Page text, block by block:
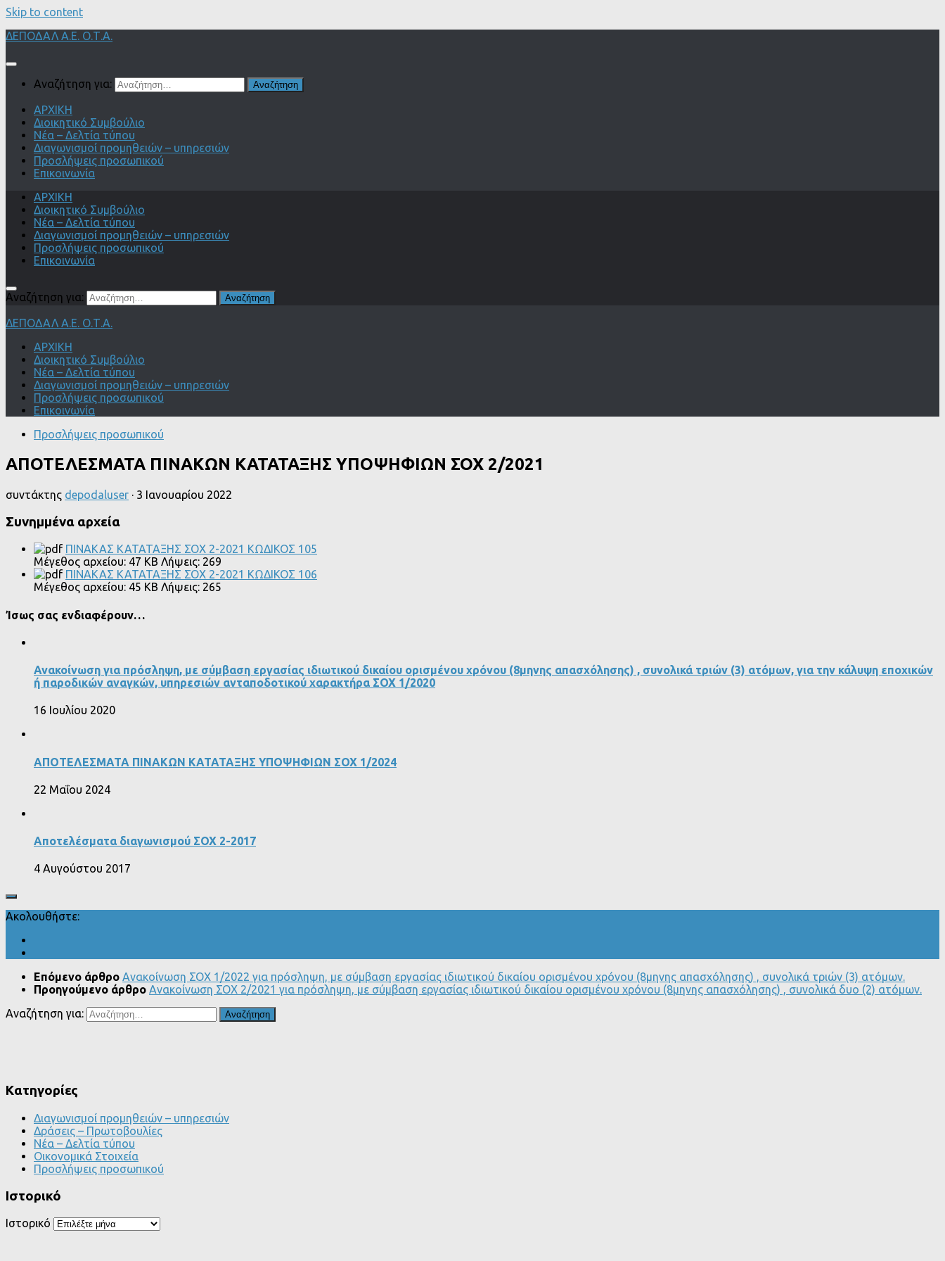
Skip to content
ΔΕΠΟΔΑΛ Α.Ε. Ο.Τ.Α.
Αναζήτηση για:
ΑΡΧΙΚΗ
Διοικητικό Συμβούλιο
Νέα – Δελτία τύπου
Διαγωνισμοί προμηθειών – υπηρεσιών
Προσλήψεις προσωπικού
Επικοινωνία
ΑΡΧΙΚΗ
Διοικητικό Συμβούλιο
Νέα – Δελτία τύπου
Διαγωνισμοί προμηθειών – υπηρεσιών
Προσλήψεις προσωπικού
Επικοινωνία
Αναζήτηση για:
ΔΕΠΟΔΑΛ Α.Ε. Ο.Τ.Α.
ΑΡΧΙΚΗ
Διοικητικό Συμβούλιο
Νέα – Δελτία τύπου
Διαγωνισμοί προμηθειών – υπηρεσιών
Προσλήψεις προσωπικού
Επικοινωνία
Προσλήψεις προσωπικού
ΑΠΟΤΕΛΕΣΜΑΤΑ ΠΙΝΑΚΩΝ ΚΑΤΑΤΑΞΗΣ ΥΠΟΨΗΦΙΩΝ ΣΟΧ 2/2021
συντάκτης depodaluser · 3 Ιανουαρίου 2022
Συνημμένα αρχεία
ΠΙΝΑΚΑΣ ΚΑΤΑΤΑΞΗΣ ΣΟΧ 2-2021 ΚΩΔΙΚΟΣ 105
Μέγεθος αρχείου: 47 KB Λήψεις: 269
ΠΙΝΑΚΑΣ ΚΑΤΑΤΑΞΗΣ ΣΟΧ 2-2021 ΚΩΔΙΚΟΣ 106
Μέγεθος αρχείου: 45 KB Λήψεις: 265
Ίσως σας ενδιαφέρουν…
Ανακοίνωση για πρόσληψη, με σύμβαση εργασίας ιδιωτικού δικαίου ορισμένου χρόνου (8μηνης απασχόλησης) , συνολικά τριών (3) ατόμων, για την κάλυψη εποχικών
ή παροδικών αναγκών, υπηρεσιών ανταποδοτικού χαρακτήρα ΣΟΧ 1/2020
16 Ιουλίου 2020
ΑΠΟΤΕΛΕΣΜΑΤΑ ΠΙΝΑΚΩΝ ΚΑΤΑΤΑΞΗΣ ΥΠΟΨΗΦΙΩΝ ΣΟΧ 1/2024
22 Μαΐου 2024
Αποτελέσματα διαγωνισμού ΣΟΧ 2-2017
4 Αυγούστου 2017
Ακολουθήστε:
Επόμενο άρθρο Ανακοίνωση ΣΟΧ 1/2022 για πρόσληψη, με σύμβαση εργασίας ιδιωτικού δικαίου ορισμένου χρόνου (8μηνης απασχόλησης) , συνολικά τριών (3) ατόμων.
Προηγούμενο άρθρο Ανακοίνωση ΣΟΧ 2/2021 για πρόσληψη, με σύμβαση εργασίας ιδιωτικού δικαίου ορισμένου χρόνου (8μηνης απασχόλησης) , συνολικά δυο (2) ατόμων.
Αναζήτηση για:
Kατηγορίες
Διαγωνισμοί προμηθειών – υπηρεσιών
Δράσεις – Πρωτοβουλίες
Νέα – Δελτία τύπου
Οικονομικά Στοιχεία
Προσλήψεις προσωπικού
Ιστορικό
Ιστορικό